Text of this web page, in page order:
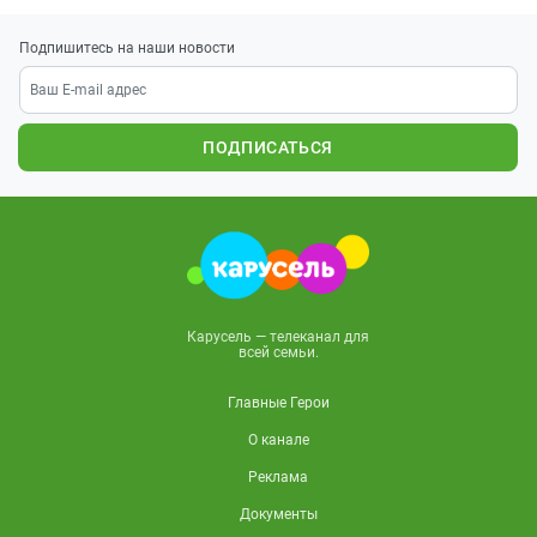
Подпишитесь на наши новости
ПОДПИСАТЬСЯ
Карусель — телеканал для
всей семьи.
Главные Герои
О канале
Реклама
Документы